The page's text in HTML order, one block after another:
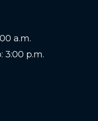
a.m.
3:00 p.m.